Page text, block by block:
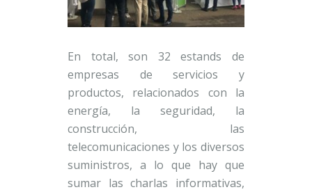
En total, son 32 estands de
empresas de servicios y
productos, relacionados con la
energía, la seguridad, la
construcción, las
telecomunicaciones y los diversos
suministros, a lo que hay que
sumar las charlas informativas,